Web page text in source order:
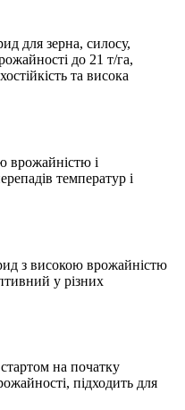
для зерна, силосу,
до 21 т/га,
та висока
врожайністю і
температур і
з високою врожайністю
у різних
на початку
підходить для